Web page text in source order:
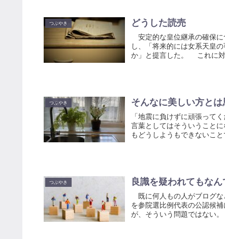
つぶやき どうした読売
安定的な皇位継承の確保
し、「将来的には女系天皇
か」と提言した。 これに
つぶやき そんなに美しい方と
「地震に負けずに頑張って
言葉としてはそういうこと
もどうしようもできないこ
つぶやき 良識を疑われてもな
既に何人もの人がブログな
を参院選比例代表の公認候
が、そういう問題ではない